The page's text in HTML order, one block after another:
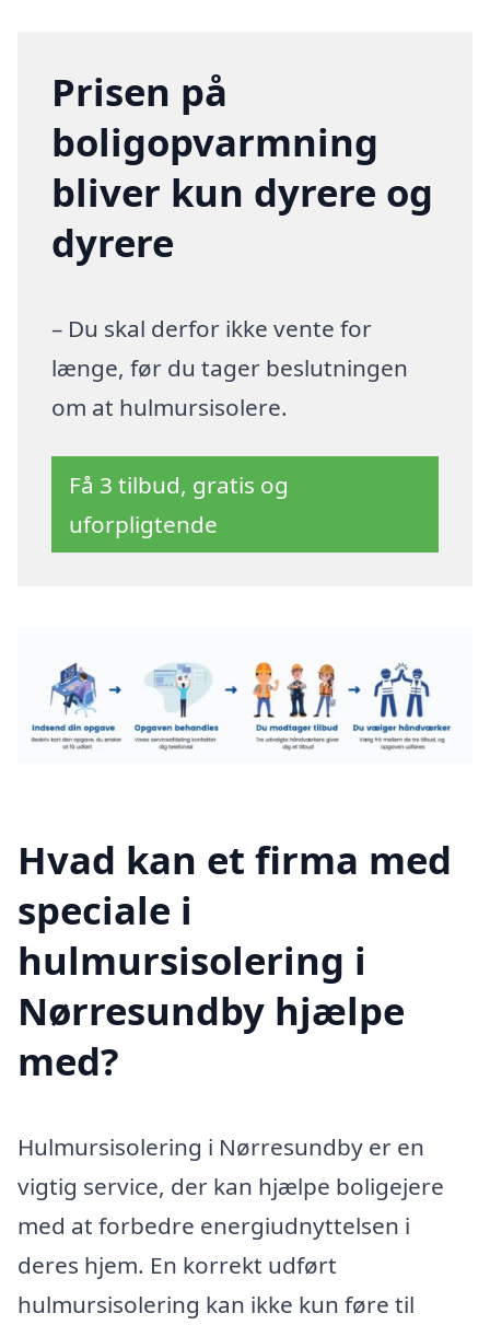
Prisen på
boligopvarmning
bliver kun dyrere og
dyrere
– Du skal derfor ikke vente for
længe, før du tager beslutningen
om at hulmursisolere.
Få 3 tilbud, gratis og
uforpligtende
Hvad kan et firma med
speciale i
hulmursisolering i
Nørresundby hjælpe
med?
Hulmursisolering i Nørresundby er en
vigtig service, der kan hjælpe boligejere
med at forbedre energiudnyttelsen i
deres hjem. En korrekt udført
hulmursisolering kan ikke kun føre til